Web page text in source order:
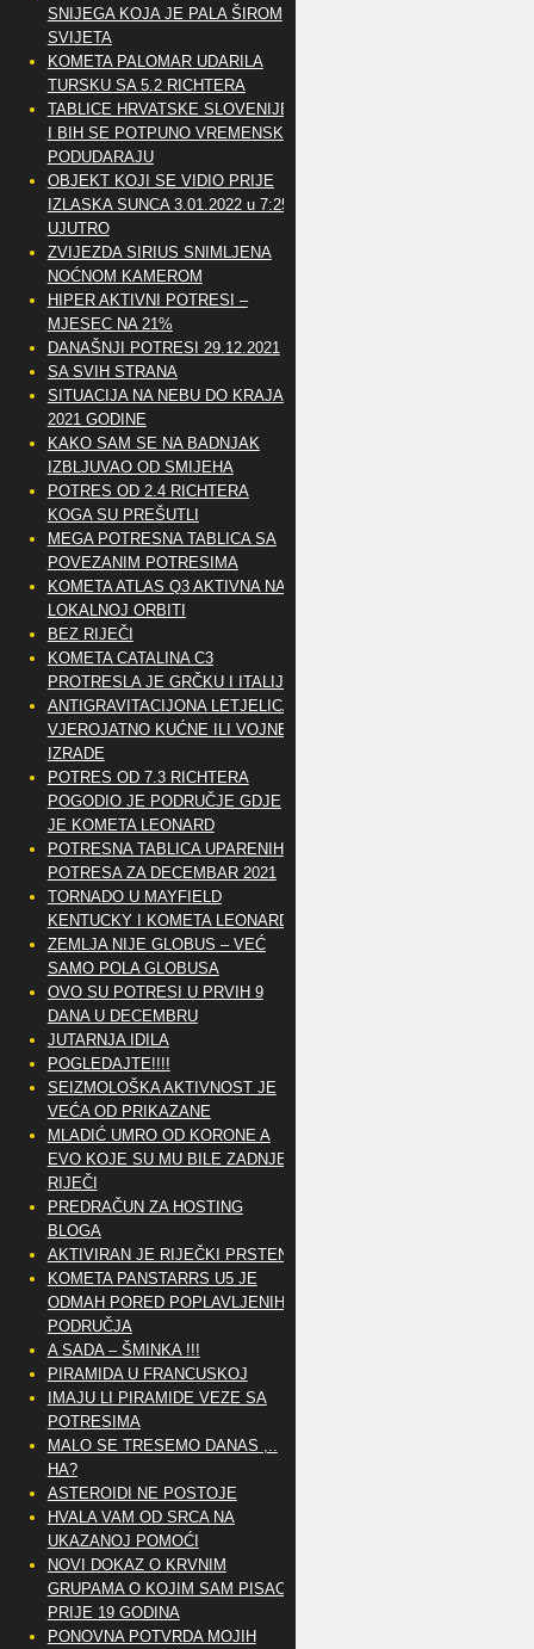
SNIJEGA KOJA JE PALA ŠIROM
SVIJETA
KOMETA PALOMAR UDARILA
TURSKU SA 5.2 RICHTERA
TABLICE HRVATSKE SLOVENIJE
I BIH SE POTPUNO VREMENSKI
PODUDARAJU
OBJEKT KOJI SE VIDIO PRIJE
IZLASKA SUNCA 3.01.2022 u 7:25
UJUTRO
ZVIJEZDA SIRIUS SNIMLJENA
NOĆNOM KAMEROM
HIPER AKTIVNI POTRESI –
MJESEC NA 21%
DANAŠNJI POTRESI 29.12.2021
SA SVIH STRANA
SITUACIJA NA NEBU DO KRAJA
2021 GODINE
KAKO SAM SE NA BADNJAK
IZBLJUVAO OD SMIJEHA
POTRES OD 2.4 RICHTERA
KOGA SU PREŠUTLI
MEGA POTRESNA TABLICA SA
POVEZANIM POTRESIMA
KOMETA ATLAS Q3 AKTIVNA NA
LOKALNOJ ORBITI
BEZ RIJEČI
KOMETA CATALINA C3
PROTRESLA JE GRČKU I ITALIJU
ANTIGRAVITACIJONA LETJELICA
VJEROJATNO KUĆNE ILI VOJNE
IZRADE
POTRES OD 7.3 RICHTERA
POGODIO JE PODRUČJE GDJE
JE KOMETA LEONARD
POTRESNA TABLICA UPARENIH
POTRESA ZA DECEMBAR 2021
TORNADO U MAYFIELD
KENTUCKY I KOMETA LEONARD
ZEMLJA NIJE GLOBUS – VEĆ
SAMO POLA GLOBUSA
OVO SU POTRESI U PRVIH 9
DANA U DECEMBRU
JUTARNJA IDILA
POGLEDAJTE!!!!
SEIZMOLOŠKA AKTIVNOST JE
VEĆA OD PRIKAZANE
MLADIĆ UMRO OD KORONE A
EVO KOJE SU MU BILE ZADNJE
RIJEČI
PREDRAČUN ZA HOSTING
BLOGA
AKTIVIRAN JE RIJEČKI PRSTEN
KOMETA PANSTARRS U5 JE
ODMAH PORED POPLAVLJENIH
PODRUČJA
A SADA – ŠMINKA !!!
PIRAMIDA U FRANCUSKOJ
IMAJU LI PIRAMIDE VEZE SA
POTRESIMA
MALO SE TRESEMO DANAS ,..
HA?
ASTEROIDI NE POSTOJE
HVALA VAM OD SRCA NA
UKAZANOJ POMOĆI
NOVI DOKAZ O KRVNIM
GRUPAMA O KOJIM SAM PISAO
PRIJE 19 GODINA
PONOVNA POTVRDA MOJIH